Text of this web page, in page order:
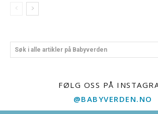
Søk i alle artikler på Babyverden
FØLG OSS PÅ
@BABYVERDEN.NO